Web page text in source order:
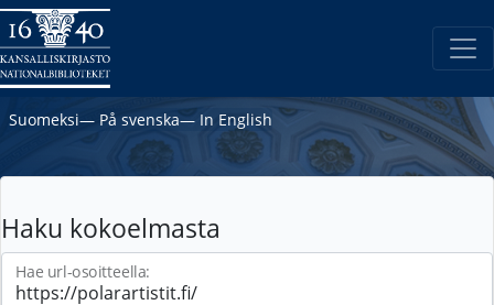
Suomeksi― På svenska― In English
Haku kokoelmasta
Hae url-osoitteella: